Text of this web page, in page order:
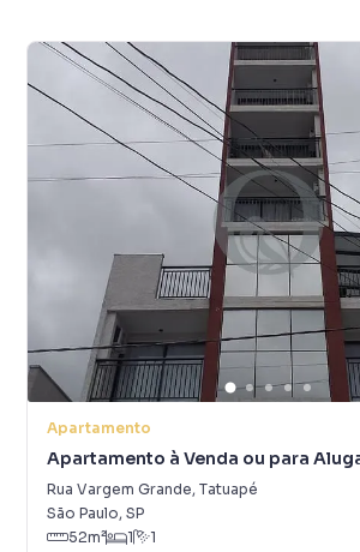
Apartamento
Apartamento à Venda ou para
Rua Vargem Grande, Tatuapé
São Paulo, SP
52m² 1 1